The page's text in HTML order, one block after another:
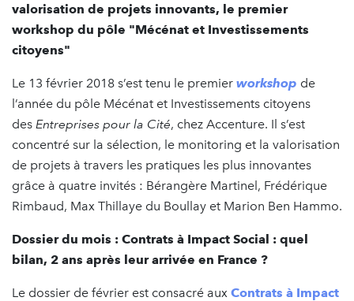
valorisation de projets innovants, le premier
workshop du pôle "Mécénat et Investissements
citoyens"
Le 13 février 2018 s’est tenu le premier workshop de
l’année du pôle Mécénat et Investissements citoyens
des Entreprises pour la Cité, chez Accenture. Il s’est
concentré sur la sélection, le monitoring et la valorisation
de projets à travers les pratiques les plus innovantes
grâce à quatre invités : Bérangère Martinel, Frédérique
Rimbaud, Max Thillaye du Boullay et Marion Ben Hammo.
Dossier du mois : Contrats à Impact Social : quel
bilan, 2 ans après leur arrivée en France ?
Le dossier de février est consacré aux Contrats à Impact